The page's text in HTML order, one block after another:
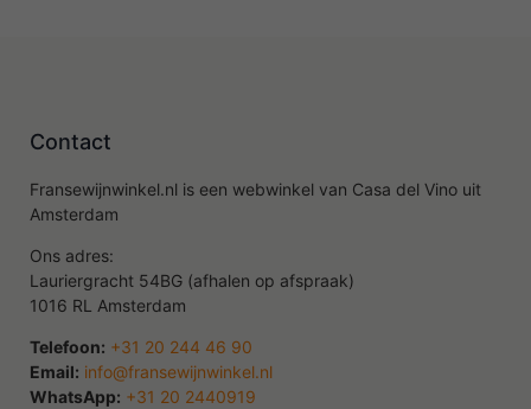
Contact
Fransewijnwinkel.nl is een webwinkel van Casa del Vino uit
Amsterdam
Ons adres:
Lauriergracht 54BG (afhalen op afspraak)
1016 RL Amsterdam
Telefoon: +31 20 244 46 90
Email: info@fransewijnwinkel.nl
WhatsApp: +31 20 2440919